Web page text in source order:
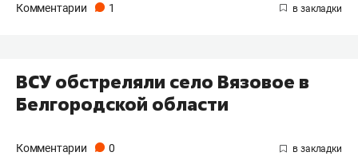
Комментарии 1
ВСУ обстреляли село Вязовое в
Белгородской области
Комментарии 0